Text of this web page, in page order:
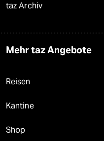
taz Archiv
Mehr taz Angebote
Reisen
Kantine
Shop